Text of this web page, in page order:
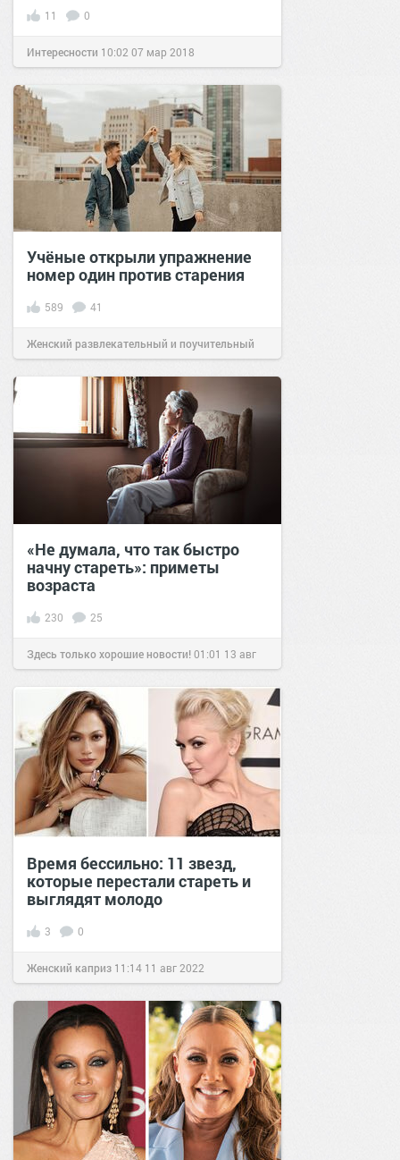
11 0
Интересности 10:02 07 мар 2018
Учёные открыли упражнение
номер один против старения
589 41
Женский развлекательный и поучительный
сайт.19:0524 авг 2020
«Не думала, что так быстро
начну стареть»: приметы
возраста
230 25
Здесь только хорошие новости!01:01 13 авг
2020
Время бессильно: 11 звезд,
которые перестали стареть и
выглядят молодо
3 0
Женский каприз 11:14 11 авг 2022